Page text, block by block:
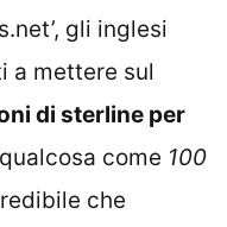
gli inglesi
a mettere sul
di sterline per
come 100
che